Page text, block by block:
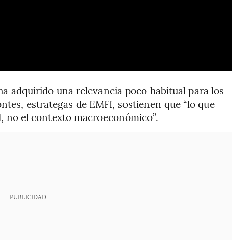
adquirido una relevancia poco habitual para los
estrategas de EMFI, sostienen que “lo que
el contexto macroeconómico”.
PUBLICIDAD